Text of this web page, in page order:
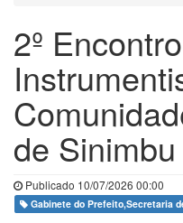
2º
de
Publicado 10/07/2026 00:00
Gabinete do Prefeito,Secretaria